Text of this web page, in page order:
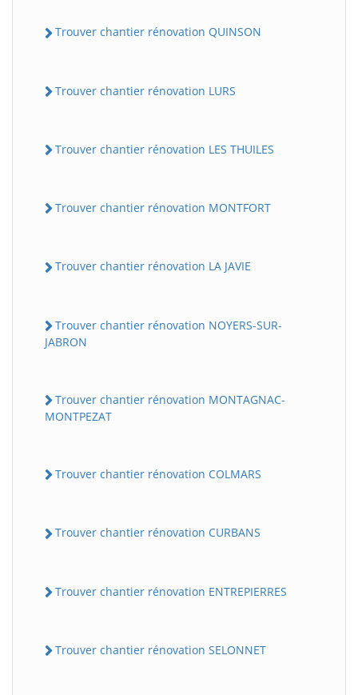
Trouver chantier rénovation QUINSON
Trouver chantier rénovation LURS
Trouver chantier rénovation LES THUILES
Trouver chantier rénovation MONTFORT
Trouver chantier rénovation LA JAVIE
Trouver chantier rénovation NOYERS-SUR-
JABRON
Trouver chantier rénovation MONTAGNAC-
MONTPEZAT
Trouver chantier rénovation COLMARS
Trouver chantier rénovation CURBANS
Trouver chantier rénovation ENTREPIERRES
Trouver chantier rénovation SELONNET